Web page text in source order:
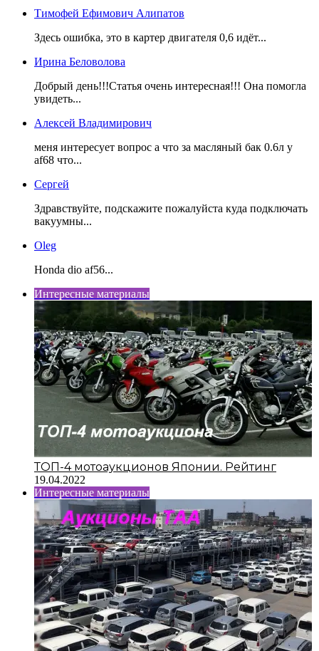
Тимофей Ефимович Алипатов
Здесь ошибка, это в картер двигателя 0,6 идёт...
Ирина Беловолова
Добрый день!!!Статья очень интересная!!! Она помогла
увидеть...
Алексей Владимирович
меня интересует вопрос а что за масляный бак 0.6л у
af68 что...
Сергей
Здравствуйте, подскажите пожалуйста куда подключать
вакуумны...
Oleg
Honda dio af56...
Интересные материалы
ТОП-4 мотоаукционов Японии. Рейтинг
19.04.2022
Интересные материалы